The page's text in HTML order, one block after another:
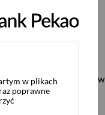
Kapitału Tylko w
Issuer (Krzemowa
w plikach
poprawne